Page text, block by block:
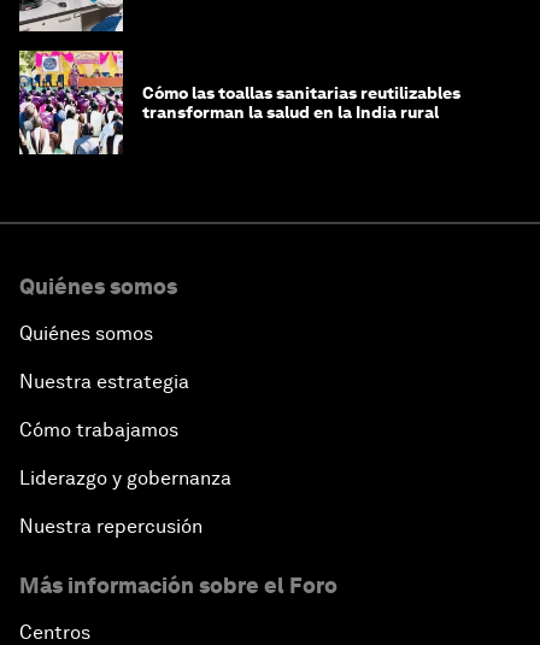
Cómo las toallas sanitarias reutilizables
transforman la salud en la India rural
Quiénes somos
Quiénes somos
Nuestra estrategia
Cómo trabajamos
Liderazgo y gobernanza
Nuestra repercusión
Más información sobre el Foro
Centros